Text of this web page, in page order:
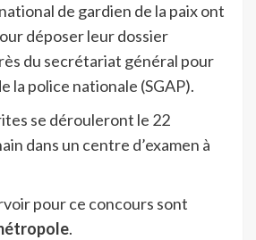
de gardien de la paix ont
déposer leur dossier
du secrétariat général pour
la police nationale (SGAP).
se dérouleront le 22
dans un centre d’examen à
pour ce concours sont
.